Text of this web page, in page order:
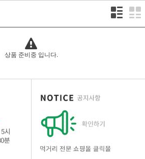
상품 준비중 입니다.